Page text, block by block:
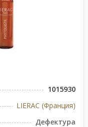
1015930
LIERAC (Франция)
Дефектура